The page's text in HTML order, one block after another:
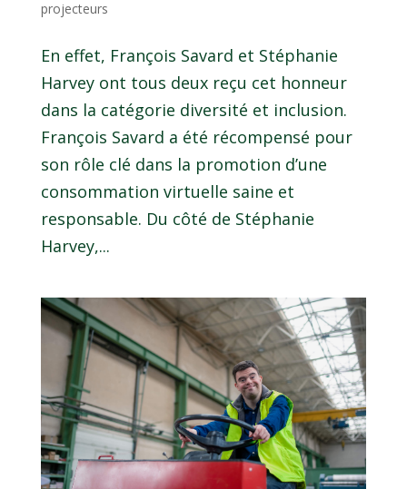
projecteurs
En effet, François Savard et Stéphanie
Harvey ont tous deux reçu cet honneur
dans la catégorie diversité et inclusion.
François Savard a été récompensé pour
son rôle clé dans la promotion d’une
consommation virtuelle saine et
responsable. Du côté de Stéphanie
Harvey,...